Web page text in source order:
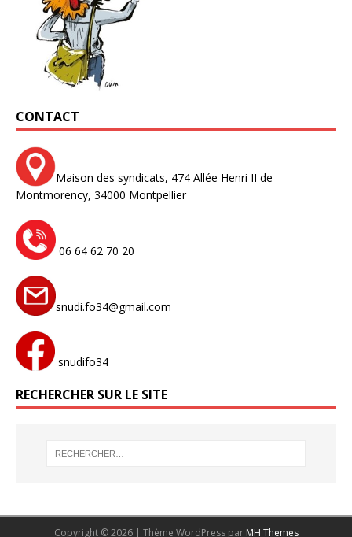
CONTACT
Maison des syndicats, 474 Allée Henri II de
Montmorency, 34000 Montpellier
06 64 62 70 20
snudi.fo34@gmail.com
snudifo34
RECHERCHER SUR LE SITE
Copyright © 2026 | Thème WordPress par MH Themes